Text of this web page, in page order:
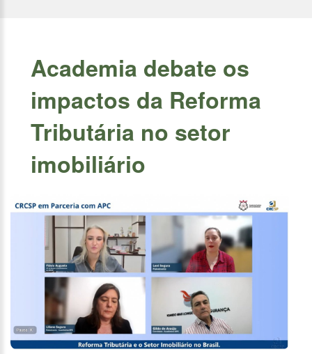
Academia debate os
impactos da Reforma
Tributária no setor
imobiliário